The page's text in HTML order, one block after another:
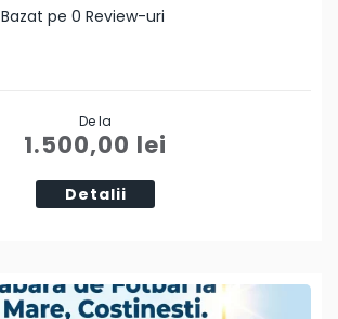
Bazat pe 0 Review-uri
De la
1.500,00 lei
Detalii